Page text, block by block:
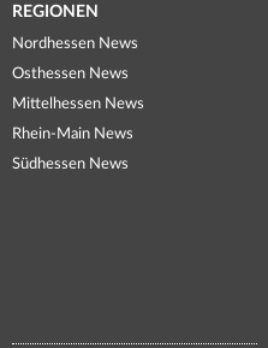
REGIONEN
Nordhessen News
Osthessen News
Mittelhessen News
Rhein-Main News
Südhessen News